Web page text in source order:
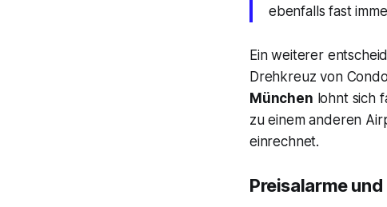
ebenfalls fast
Ein weiterer
Drehkreuz von
München lohnt sich
zu einem anderen
einrechnet.
Preisalarme